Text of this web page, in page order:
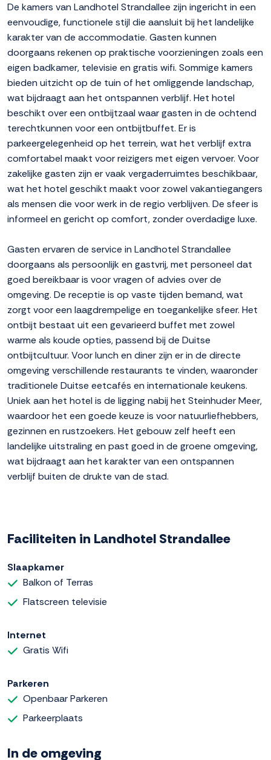
De kamers van Landhotel Strandallee zijn ingericht in een
eenvoudige, functionele stijl die aansluit bij het landelijke
karakter van de accommodatie. Gasten kunnen
doorgaans rekenen op praktische voorzieningen zoals een
eigen badkamer, televisie en gratis wifi. Sommige kamers
bieden uitzicht op de tuin of het omliggende landschap,
wat bijdraagt aan het ontspannen verblijf. Het hotel
beschikt over een ontbijtzaal waar gasten in de ochtend
terechtkunnen voor een ontbijtbuffet. Er is
parkeergelegenheid op het terrein, wat het verblijf extra
comfortabel maakt voor reizigers met eigen vervoer. Voor
zakelijke gasten zijn er vaak vergaderruimtes beschikbaar,
wat het hotel geschikt maakt voor zowel vakantiegangers
als mensen die voor werk in de regio verblijven. De sfeer is
informeel en gericht op comfort, zonder overdadige luxe.
Gasten ervaren de service in Landhotel Strandallee
doorgaans als persoonlijk en gastvrij, met personeel dat
goed bereikbaar is voor vragen of advies over de
omgeving. De receptie is op vaste tijden bemand, wat
zorgt voor een laagdrempelige en toegankelijke sfeer. Het
ontbijt bestaat uit een gevarieerd buffet met zowel
warme als koude opties, passend bij de Duitse
ontbijtcultuur. Voor lunch en diner zijn er in de directe
omgeving verschillende restaurants te vinden, waaronder
traditionele Duitse eetcafés en internationale keukens.
Uniek aan het hotel is de ligging nabij het Steinhuder Meer,
waardoor het een goede keuze is voor natuurliefhebbers,
gezinnen en rustzoekers. Het gebouw zelf heeft een
landelijke uitstraling en past goed in de groene omgeving,
wat bijdraagt aan het karakter van een ontspannen
verblijf buiten de drukte van de stad.
Faciliteiten in Landhotel Strandallee
Slaapkamer
Balkon of Terras
Flatscreen televisie
Internet
Gratis Wifi
Parkeren
Openbaar Parkeren
Parkeerplaats
In de omgeving